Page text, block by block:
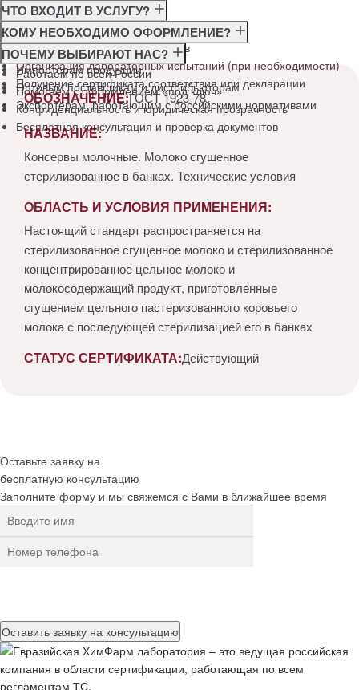
ЧТО ВХОДИТ В УСЛУГУ?
Консультация по требованиям ГОСТ
Подготовка и подача документов
Организация лабораторных испытаний (при необходимости)
Получение сертификата соответствия или декларации
КОМУ НЕОБХОДИМО ОФОРМЛЕНИЕ?
Производителям
Импортёрам продукции
Оптовым поставщикам и дистрибьюторам
Экспортёрам, работающим с российскими нормативами
ПОЧЕМУ ВЫБИРАЮТ НАС?
Работаем по всей России
Помогаем с оформлением «под ключ»
Конфиденциальность и юридическая прозрачность
Бесплатная консультация и проверка документов
ОБОЗНАЧЕНИЕ:ГОСТ 1923-78
НАЗВАНИЕ:
Консервы молочные. Молоко сгущенное
стерилизованное в банках. Технические условия
ОБЛАСТЬ И УСЛОВИЯ ПРИМЕНЕНИЯ:
Настоящий стандарт распространяется на
стерилизованное сгущенное молоко и стерилизованное
концентрированное цельное молоко и
молокосодержащий продукт, приготовленные
сгущением цельного пастеризованного коровьего
молока с последующей стерилизацией его в банках
СТАТУС СЕРТИФИКАТА:Действующий
Оставьте заявку на
бесплатную консультацию
Заполните форму и мы свяжемся с Вами в ближайшее время